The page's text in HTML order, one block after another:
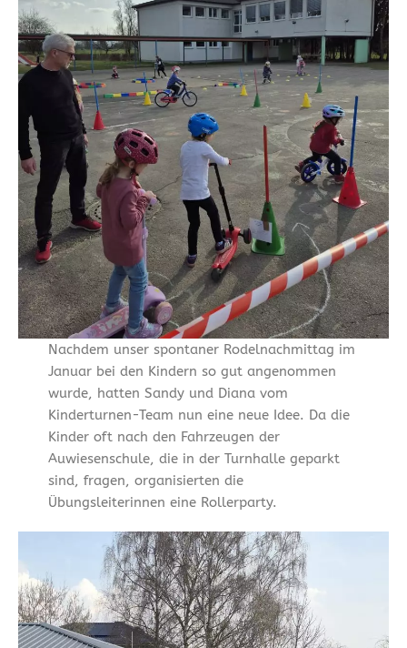
Nachdem unser spontaner Rodelnachmittag im
Januar bei den Kindern so gut angenommen
wurde, hatten Sandy und Diana vom
Kinderturnen-Team nun eine neue Idee. Da die
Kinder oft nach den Fahrzeugen der
Auwiesenschule, die in der Turnhalle geparkt
sind, fragen, organisierten die
Übungsleiterinnen eine Rollerparty.